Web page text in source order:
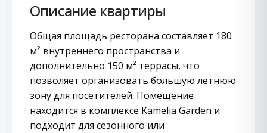
Описание квартиры
Общая площадь ресторана составляет 180
м² внутреннего пространства и
дополнительно 150 м² террасы, что
позволяет организовать большую летнюю
зону для посетителей. Помещение
находится в комплексе Kamelia Garden и
подходит для сезонного или